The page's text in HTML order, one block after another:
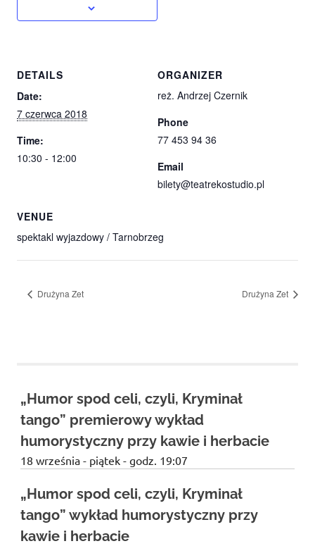
DETAILS
Date:
7 czerwca 2018
Time:
10:30 - 12:00
VENUE
spektakl wyjazdowy / Tarnobrzeg
ORGANIZER
reż. Andrzej Czernik
Phone
77 453 94 36
Email
bilety@teatrekostudio.pl
Drużyna Zet Drużyna Zet
„Humor spod celi, czyli, Kryminał
tango” premierowy wykład
humorystyczny przy kawie i herbacie
18 września - piątek - godz. 19:07
„Humor spod celi, czyli, Kryminał
tango” wykład humorystyczny przy
kawie i herbacie